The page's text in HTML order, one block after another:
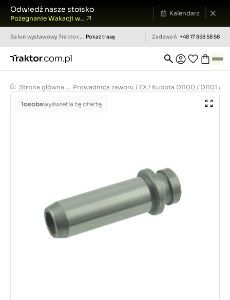
Odwiedź nasze stoisko
Pożegnanie Wakacji w...
Kalendarz
Salon wystawowy Traktor.com.pl Pokaż trasę Zadzwoń +48 17 858 58 58
Strona główna ... Prowadnica zaworu / EX / Kubota D1100 / D1101 /
1osobawyświetla tę ofertę